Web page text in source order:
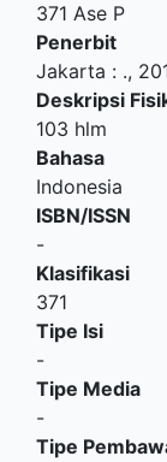
371 Ase P
Penerbit
Jakarta : .,
Deskripsi
103 hlm
Bahasa
Indonesia
ISBN/ISSN
-
Klasifikasi
371
Tipe Isi
-
Tipe Media
-
Tipe